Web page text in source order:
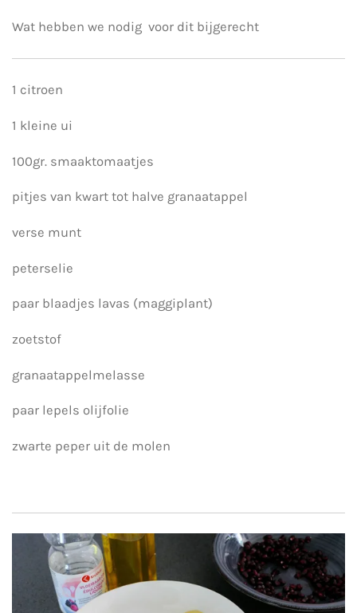
Wat hebben we nodig voor dit bijgerecht
1 citroen
1 kleine ui
100gr. smaaktomaatjes
pitjes van kwart tot halve granaatappel
verse munt
peterselie
paar blaadjes lavas (maggiplant)
zoetstof
granaatappelmelasse
paar lepels olijfolie
zwarte peper uit de molen